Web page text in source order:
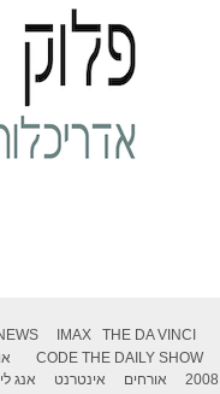
IMAX
THE DA VINCI
CODE THE DAILY SHOW
2008
אורחים אינטרנט אנג לי